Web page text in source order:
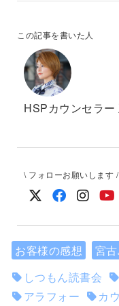
この記事を書いた人
HSPカウンセラー
\ フォローお願いします /
お客様の感想
宮
しつもん読書会
アラフォー
カ